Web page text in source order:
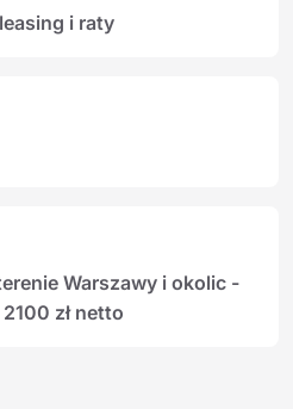
i raty
Warszawy i okolic -
zł netto